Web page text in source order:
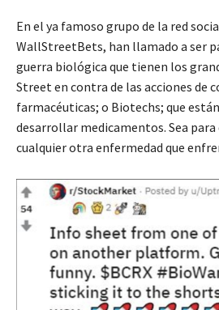
En el ya famoso grupo de la red
WallStreetBets, han llamado a ser
guerra biológica que tienen los
Street en contra de las acciones de
farmacéuticas; o Biotechs; que
desarrollar medicamentos. Sea para
cualquier otra enfermedad que